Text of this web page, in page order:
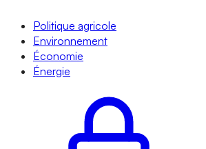
Politique agricole
Environnement
Économie
Énergie